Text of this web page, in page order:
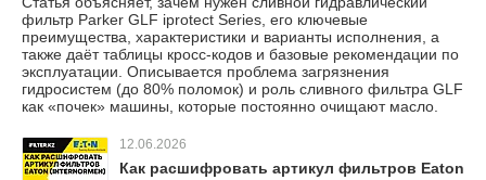
фильтр Parker GLF iprotect Series, его ключевые
преимущества, характеристики и варианты исполнения, а
также даёт таблицы кросс-кодов и базовые рекомендации по
эксплуатации. Описывается проблема загрязнения
гидросистем (до 80% поломок) и роль сливного фильтра GLF
как «почек» машины, которые постоянно очищают масло.
12.06.2026
Как расшифровать артикул фильтров Eaton